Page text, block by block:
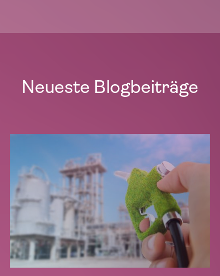
Neueste Blogbeiträge